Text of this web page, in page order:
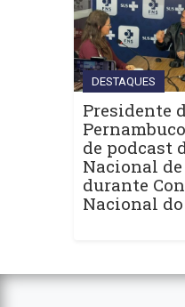
DESTAQUES
Presidente
de podcast
Nacional de
durante
Nacional do